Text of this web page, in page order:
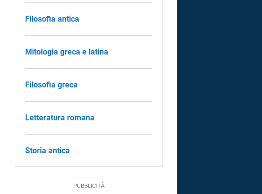
Filosofia antica
Mitologia greca e latina
Filosofia greca
Letteratura romana
Storia antica